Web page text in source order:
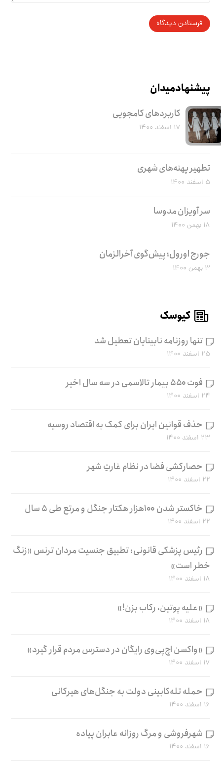
پیشنهاد میدان
کاربرد‌های کامجویی
۱۷ اسفند ۱۴۰۰
تطهیر پهنه‌های شهری
۵ اسفند ۱۴۰۰
سر آویزان مدوسا
۱۸ بهمن ۱۴۰۰
جورج اورول؛ پیش‌گوی آخرالزمان
۳ بهمن ۱۴۰۰
کیوسک
تنها روزنامه نابینایان تعطیل شد
۲۵ اسفند ۱۴۰۰
فوت ۵۵۰ بیمار تالاسمی در سه سال اخیر
۲۴ اسفند ۱۴۰۰
حذف قوانین ایران برای کمک به اقتصاد روسیه
۲۳ اسفند ۱۴۰۰
حصارکشی فضا در نظام غارتِ شهر
۲۲ اسفند ۱۴۰۰
خاکستر شدن ۱۰۰هزار هکتار جنگل و مرتع طی ۵ سال
۲۲ اسفند ۱۴۰۰
رئیس پزشکی قانونی: تطبیق جنسیت مردان ترنس «زنگ
خطر است»
۱۸ اسفند ۱۴۰۰
«علیه پوتین، رکاب بزن!»
۱۸ اسفند ۱۴۰۰
«واکسن اچ‌پی‌وی رایگان در دسترس مردم قرار گیرد»
۱۷ اسفند ۱۴۰۰
حمله تله‌کابینی دولت به جنگل‌های هیرکانی
۱۶ اسفند ۱۴۰۰
شهرفروشی و مرگ روزانه عابران پیاده
۱۶ اسفند ۱۴۰۰